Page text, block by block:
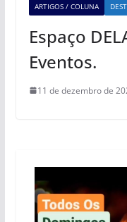
ARTIGOS / COLUNA
Espaço
Eventos.
11 de dezembro de